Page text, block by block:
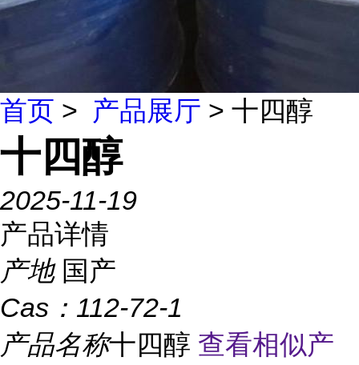
首页 > 产品展厅 > 十四醇
十四醇
2025-11-19
产品详情
产地 国产
Cas： 112-72-1
产品名称十四醇 查看相似产